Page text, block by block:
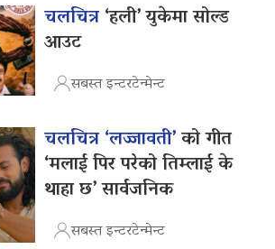
चलचित्र‘हली’ युकेमा सोल्ड
आउट
सबस्त इन्टरटेन्मेन्ट
चलचित्र ‘लज्जावती’को गीत
‘मलाई पिर परेको तिम्लाई के
थाहा छ’ सार्वजनिक
सबस्त इन्टरटेन्मेन्ट